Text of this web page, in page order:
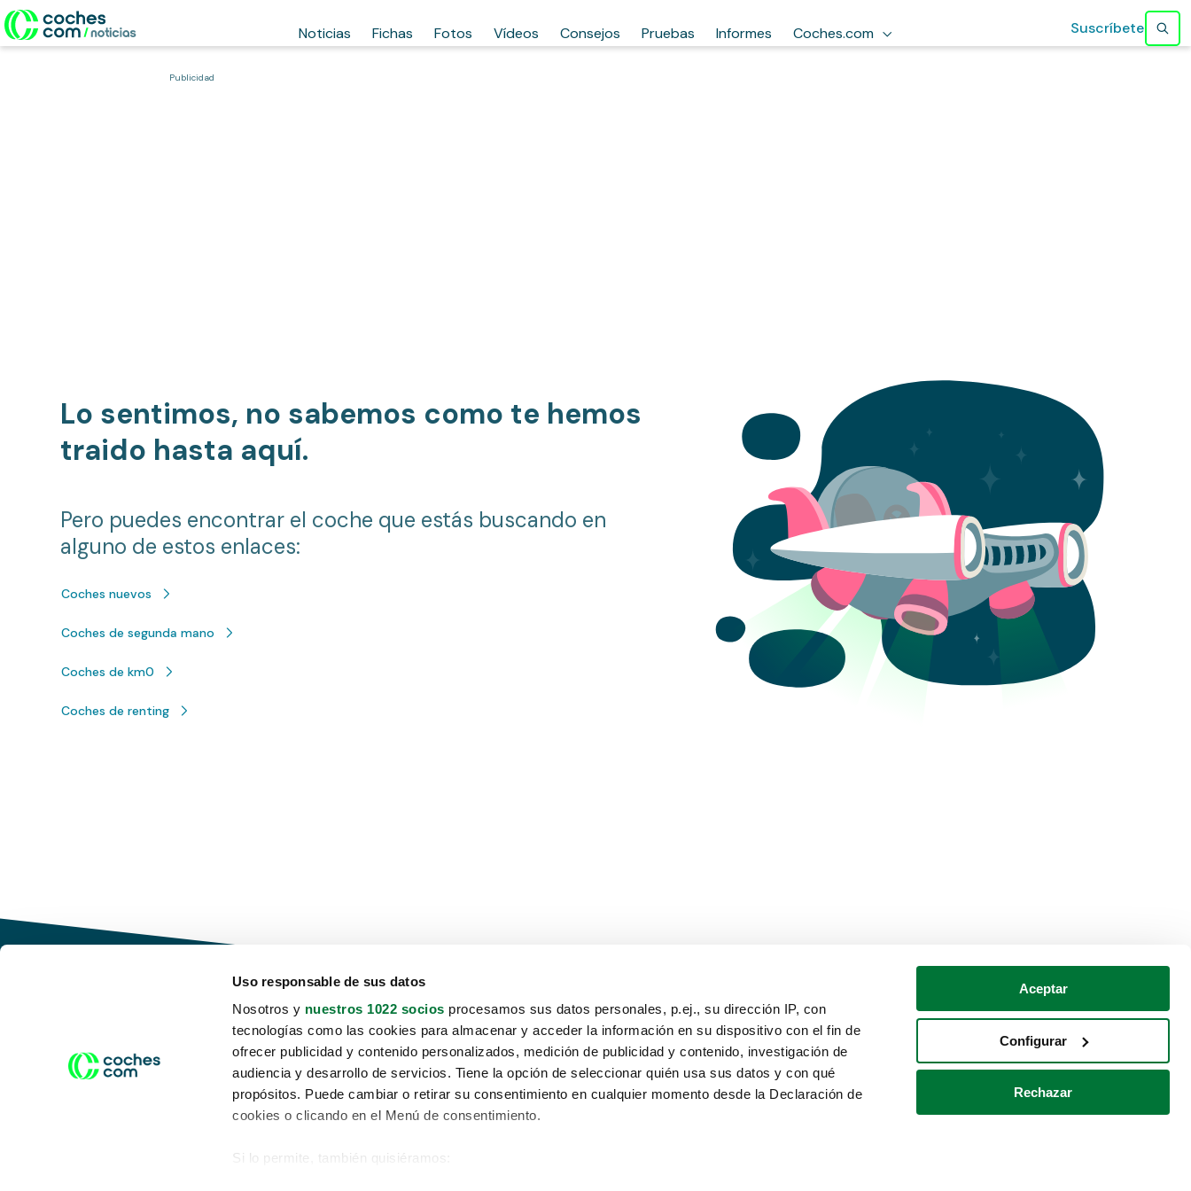
Uso responsable de sus datos
Nosotros y nuestros 1022 socios procesamos sus datos personales, p.ej., su dirección IP, con
tecnologías como las cookies para almacenar y acceder la información en su dispositivo con el fin de
ofrecer publicidad y contenido personalizados, medición de publicidad y contenido, investigación de
audiencia y desarrollo de servicios. Tiene la opción de seleccionar quién usa sus datos y con qué
propósitos. Puede cambiar o retirar su consentimiento en cualquier momento desde la Declaración de
cookies o clicando en el Menú de consentimiento.
Si lo permite, también quisiéramos:
Aceptar
Configurar
Rechazar
Noticias Fichas Fotos Vídeos Consejos Pruebas Informes Coches.com Suscríbete
Publicidad
Lo sentimos, no sabemos como te hemos
traido hasta aquí.
Pero puedes encontrar el coche que estás buscando en
alguno de estos enlaces:
Coches nuevos
Coches de segunda mano
Coches de km0
Coches de renting
Conduce tu futuro,
desata tu movilidad